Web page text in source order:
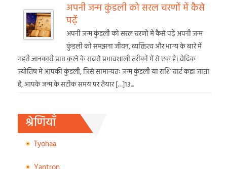
अपनी जन्म कुंडली को सरल चरणों में कैसे
पढ़ें
अपनी जन्म कुंडली को सरल चरणों में कैसे पढ़ें अपनी जन्म
कुंडली को समझना जीवन, व्यक्तित्व और भाग्य के बारे में
गहरी जानकारी प्राप्त करने के सबसे प्रभावशाली तरीकों में से एक है। वैदिक
ज्योतिष में आपकी कुंडली, जिसे सामान्यतः जन्म कुंडली या राशि चार्ट कहा जाता
है, आपके जन्म के सटीक समय पर तैयार […]13...
श्रेणियाँ
Tyohaa